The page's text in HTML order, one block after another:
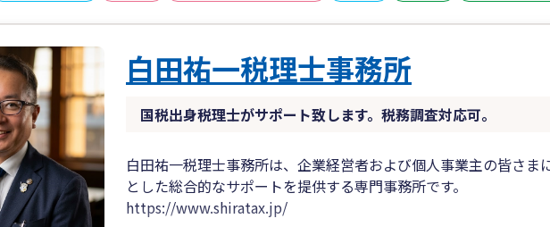
白田祐一税理士事務所
国税出身税理士がサポート致します。税務調査対応可。
白田祐一税理士事務所は、企業経営者および個人事業主の皆さま
とした総合的なサポートを提供する専門事務所です。
https://www.shiratax.jp/